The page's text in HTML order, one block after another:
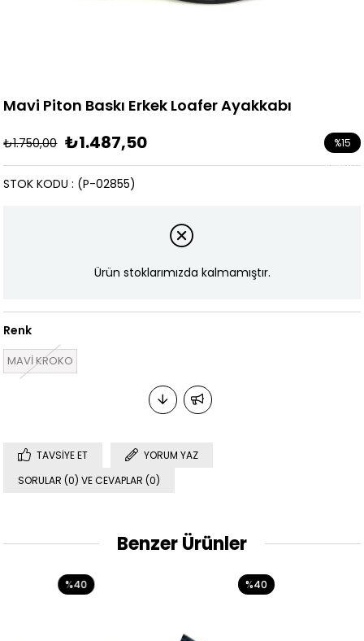
Mavi Piton Baskı Erkek Loafer Ayakkabı
₺1.750,00 ₺1.487,50 %15
İndirim
(P-02855)
STOK KODU
Ürün stoklarımızda kalmamıştır.
Renk
MAVİ KROKO
TAVSIYE ET
YORUM YAZ
SORULAR (0) VE CEVAPLAR (0)
Benzer Ürünler